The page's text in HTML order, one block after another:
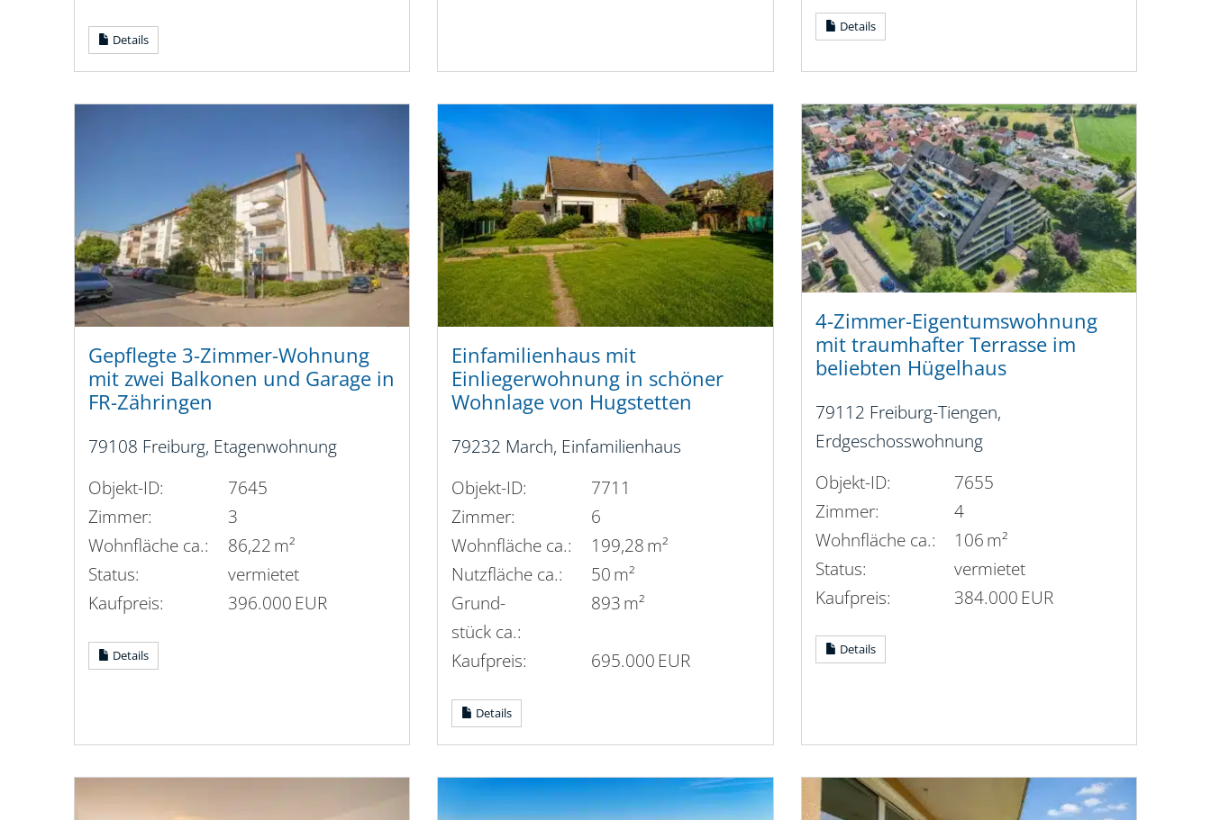
Details
Details
Gepflegte 3-Zimmer-Wohnung
mit zwei Balkonen und Garage in
FR-Zähringen
79108 Freiburg, Etagenwohnung
Objekt-ID:
7645
Zimmer:
3
Wohnfläche ca.:
86,22 m²
Status:
vermietet
Kaufpreis:
396.000 EUR
Details
Einfamilienhaus mit
Einliegerwohnung in schöner
Wohnlage von Hugstetten
79232 March, Einfamilienhaus
Objekt-ID:
7711
Zimmer:
6
Wohnfläche ca.:
199,28 m²
Nutzfläche ca.:
50 m²
Grund­
stück ca.:
893 m²
Kaufpreis: 695.000 EUR
Details
4-Zimmer-Eigentumswohnung
mit traumhafter Terrasse im
beliebten Hügelhaus
79112 Freiburg-Tiengen,
Erdgeschosswohnung
Objekt-ID:
7655
Zimmer:
4
Wohnfläche ca.:
106 m²
Status:
vermietet
Kaufpreis:
384.000 EUR
Details